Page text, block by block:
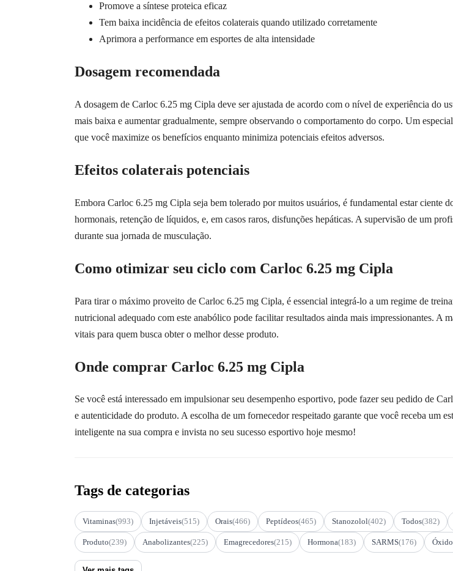
Promove a síntese proteica eficaz
Tem baixa incidência de efeitos colaterais quando utilizado corretamente
Aprimora a performance em esportes de alta intensidade
Dosagem recomendada
A dosagem de Carloc 6.25 mg Cipla deve ser ajustada de acordo com o nível de experiência do
mais baixa e aumentar gradualmente, sempre observando o comportamento do corpo. Um
que você maximize os benefícios enquanto minimiza potenciais efeitos adversos.
Efeitos colaterais potenciais
Embora Carloc 6.25 mg Cipla seja bem tolerado por muitos usuários, é fundamental estar ciente
hormonais, retenção de líquidos, e, em casos raros, disfunções hepáticas. A supervisão de um
durante sua jornada de musculação.
Como otimizar seu ciclo com Carloc 6.25 mg Cipla
Para tirar o máximo proveito de Carloc 6.25 mg Cipla, é essencial integrá-lo a um regime de
nutricional adequado com este anabólico pode facilitar resultados ainda mais impressionantes. A
vitais para quem busca obter o melhor desse produto.
Onde comprar Carloc 6.25 mg Cipla
Se você está interessado em impulsionar seu desempenho esportivo, pode fazer seu pedido de
e autenticidade do produto. A escolha de um fornecedor respeitado garante que você receba um
inteligente na sua compra e invista no seu sucesso esportivo hoje mesmo!
Tags de categorias
Vitaminas(993) Injetáveis(515) Orais(466) Peptídeos(465) Stanozolol(402) Todos(382)
Produto(239) Anabolizantes(225) Emagrecedores(215) Hormona(183) SARMS(176)